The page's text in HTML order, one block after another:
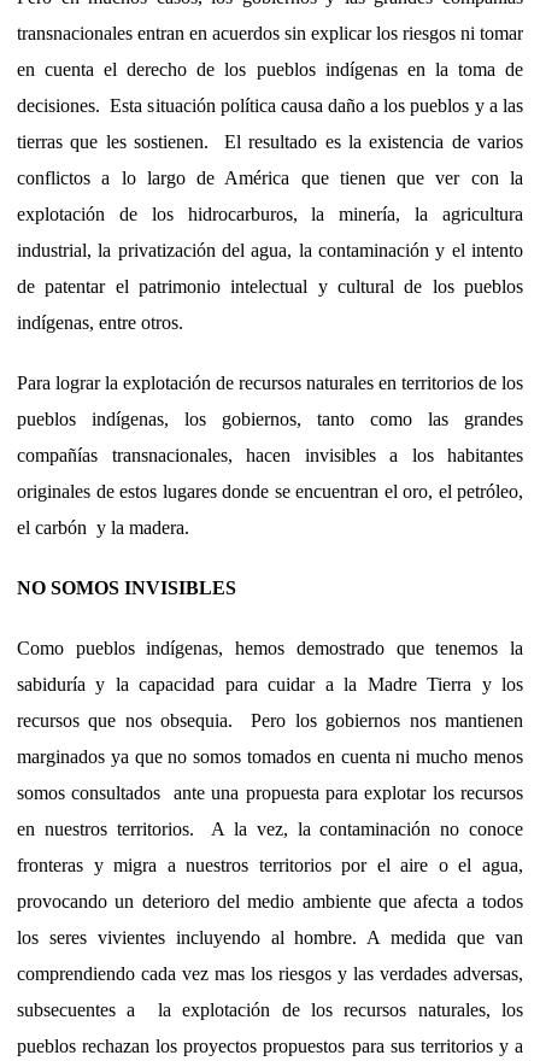
transnacionales entran en acuerdos sin explicar los riesgos ni tomar
en cuenta el derecho de los pueblos indígenas en la toma de
decisiones. Esta situación política causa daño a los pueblos y a las
tierras que les sostienen. El resultado es la existencia de varios
conflictos a lo largo de América que tienen que ver con la
explotación de los hidrocarburos, la minería, la agricultura
industrial, la privatización del agua, la contaminación y el intento
de patentar el patrimonio intelectual y cultural de los pueblos
indígenas, entre otros.
Para lograr la explotación de recursos naturales en territorios de los
pueblos indígenas, los gobiernos, tanto como las grandes
compañías transnacionales, hacen invisibles a los habitantes
originales de estos lugares donde se encuentran el oro, el petróleo,
el carbón y la madera.
NO SOMOS INVISIBLES
Como pueblos indígenas, hemos demostrado que tenemos la
sabiduría y la capacidad para cuidar a la Madre Tierra y los
recursos que nos obsequia. Pero los gobiernos nos mantienen
marginados ya que no somos tomados en cuenta ni mucho menos
somos consultados ante una propuesta para explotar los recursos
en nuestros territorios. A la vez, la contaminación no conoce
fronteras y migra a nuestros territorios por el aire o el agua,
provocando un deterioro del medio ambiente que afecta a todos
los seres vivientes incluyendo al hombre. A medida que van
comprendiendo cada vez mas los riesgos y las verdades adversas,
subsecuentes a la explotación de los recursos naturales, los
pueblos rechazan los proyectos propuestos para sus territorios y a